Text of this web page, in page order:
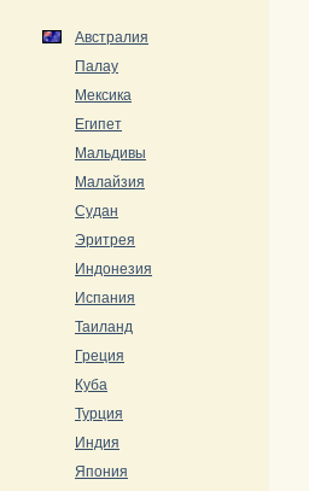
Австралия
Палау
Мексика
Египет
Мальдивы
Малайзия
Судан
Эритрея
Индонезия
Испания
Таиланд
Греция
Куба
Турция
Индия
Япония